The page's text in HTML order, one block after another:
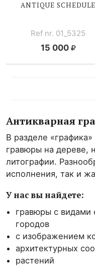
ANTIQUE SCHEDULE
Ref nr. 01_5325
15 000
Антикварная
В разделе
гравюры на дереве,
литографии.
исполнения, так и
У нас вы найдете:
гравюры с видами
городов
с изображением
архитектурных
растений